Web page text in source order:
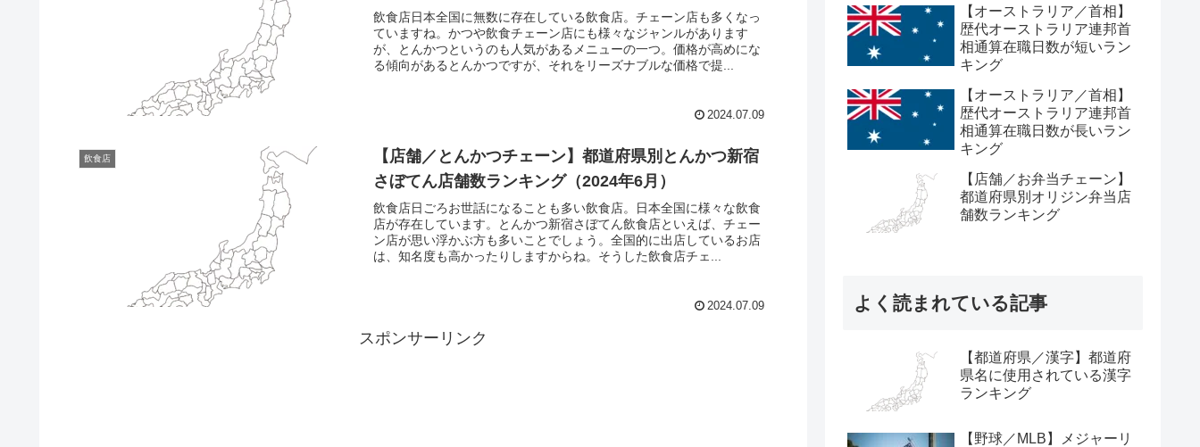
飲食店日本全国に無数に存在している飲食店。チェーン店も多くなっ
ていますね。かつや飲食チェーン店にも様々なジャンルがあります
が、とんかつというのも人気があるメニューの一つ。価格が高めにな
る傾向があるとんかつですが、それをリーズナブルな価格で提...
2024.07.09
飲食店
【店舗／とんかつチェーン】都道府県別とんかつ新宿
さぼてん店舗数ランキング（2024年6月）
飲食店日ごろお世話になることも多い飲食店。日本全国に様々な飲食
店が存在しています。とんかつ新宿さぼてん飲食店といえば、チェー
ン店が思い浮かぶ方も多いことでしょう。全国的に出店しているお店
は、知名度も高かったりしますからね。そうした飲食店チェ...
2024.07.09
スポンサーリンク
【オーストラリア／首相】
歴代オーストラリア連邦首
相通算在職日数が短いラン
キング
【オーストラリア／首相】
歴代オーストラリア連邦首
相通算在職日数が長いラン
キング
【店舗／お弁当チェーン】
都道府県別オリジン弁当店
舗数ランキング
よく読まれている記事
【都道府県／漢字】都道府
県名に使用されている漢字
ランキング
【野球／MLB】メジャーリ